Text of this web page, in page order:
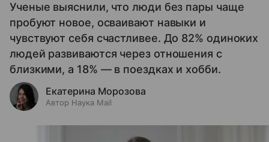
Ученые выяснили, что люди без пары чаще
пробуют новое, осваивают навыки и
чувствуют себя счастливее. До 82% одиноких
людей развиваются через отношения с
близкими, а 18% — в поездках и хобби.
Екатерина Морозова
Автор Наука Mail